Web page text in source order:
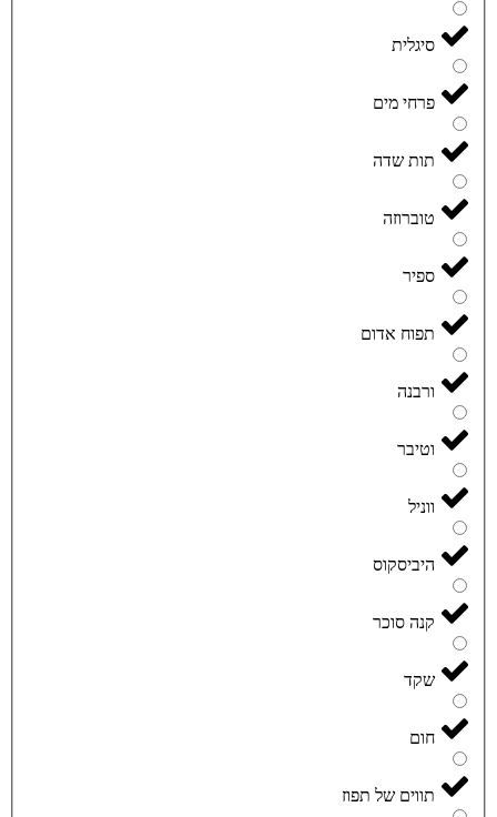
סיגלית
פרחי מים
תות שדה
טוברוזה
ספיר
תפוח אדום
ורבנה
וטיבר
ווניל
היביסקוס
קנה סוכר
שקד
חום
תווים של תפוז